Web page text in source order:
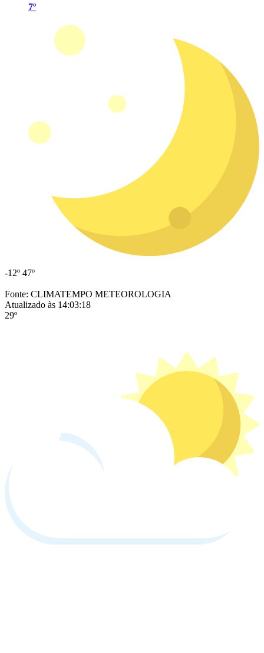
7º
-12º 47º
Fonte: CLIMATEMPO METEOROLOGIA
Atualizado às 14:03:18
29º